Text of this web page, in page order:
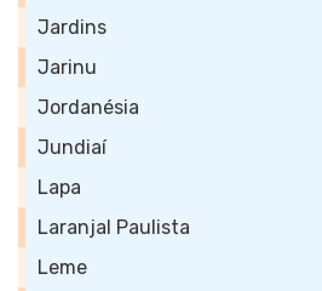
Jardins
Jarinu
Jordanésia
Jundiaí
Lapa
Laranjal Paulista
Leme